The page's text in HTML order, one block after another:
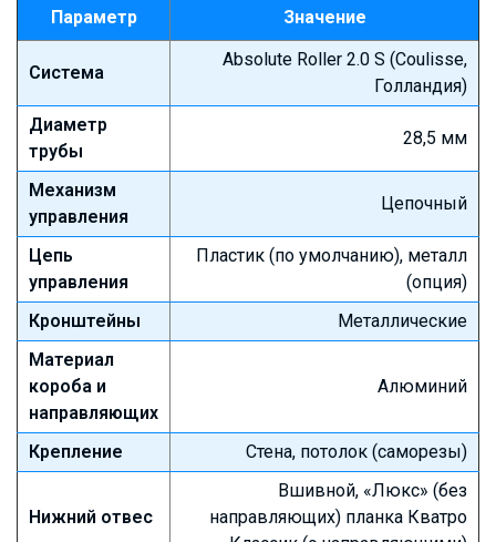
Параметр Значение
Система
Absolute Roller 2.0 S (Coulisse,
Голландия)
Диаметр
трубы
28,5 мм
Механизм
управления
Цепочный
Цепь
управления
Пластик (по умолчанию), металл
(опция)
Кронштейны
Металлические
Материал
короба и
направляющих
Алюминий
Крепление Стена, потолок (саморезы)
Нижний отвес
Вшивной, «Люкс» (без
направляющих) планка Кватро